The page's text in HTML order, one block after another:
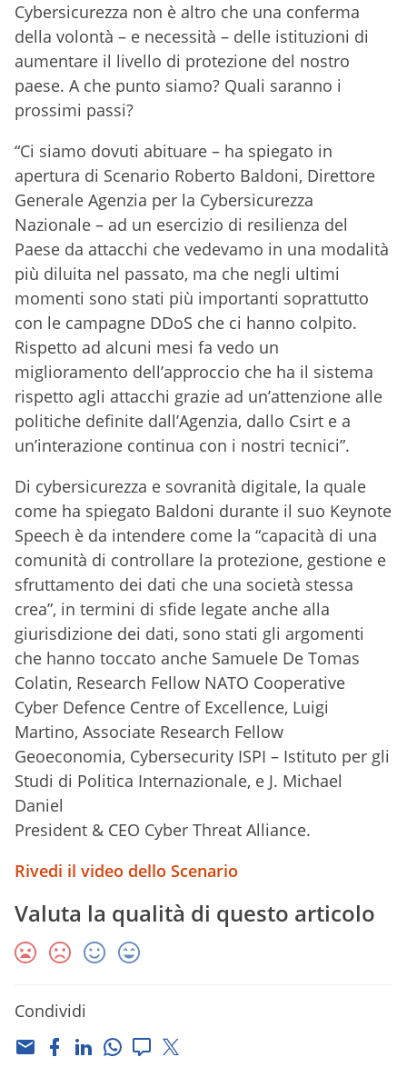
Cybersicurezza non è altro che una conferma
della volontà – e necessità – delle istituzioni di
aumentare il livello di protezione del nostro
paese. A che punto siamo? Quali saranno i
prossimi passi?
“Ci siamo dovuti abituare – ha spiegato in
apertura di Scenario Roberto Baldoni, Direttore
Generale Agenzia per la Cybersicurezza
Nazionale – ad un esercizio di resilienza del
Paese da attacchi che vedevamo in una modalità
più diluita nel passato, ma che negli ultimi
momenti sono stati più importanti soprattutto
con le campagne DDoS che ci hanno colpito.
Rispetto ad alcuni mesi fa vedo un
miglioramento dell’approccio che ha il sistema
rispetto agli attacchi grazie ad un’attenzione alle
politiche definite dall’Agenzia, dallo Csirt e a
un’interazione continua con i nostri tecnici”.
Di cybersicurezza e sovranità digitale, la quale
come ha spiegato Baldoni durante il suo Keynote
Speech è da intendere come la “capacità di una
comunità di controllare la protezione, gestione e
sfruttamento dei dati che una società stessa
crea”, in termini di sfide legate anche alla
giurisdizione dei dati, sono stati gli argomenti
che hanno toccato anche Samuele De Tomas
Colatin, Research Fellow NATO Cooperative
Cyber Defence Centre of Excellence, Luigi
Martino, Associate Research Fellow
Geoeconomia, Cybersecurity ISPI – Istituto per gli
Studi di Politica Internazionale, e J. Michael
Daniel
President & CEO Cyber Threat Alliance.
Rivedi il video dello Scenario
Valuta la qualità di questo articolo
Condividi